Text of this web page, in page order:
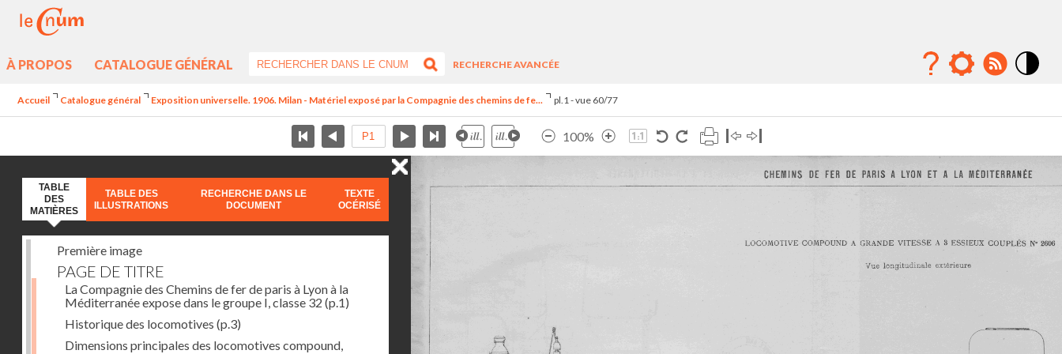
À PROPOS CATALOGUE GÉNÉRAL
RECHERCHE AVANCÉE
Accueil Catalogue général Exposition universelle. 1906. Milan - Matériel exposé par la Compagnie des chemins de fe... pl.1 - vue 60/77
100%
TABLE
DES
MATIÈRES
TABLE DES
ILLUSTRATIONS
RECHERCHE DANS LE
DOCUMENT
TEXTE
OCÉRISÉ
Première image
PAGE DE TITRE
La Compagnie des Chemins de fer de paris à Lyon à la
Méditerranée expose dans le groupe I, classe 32 (p.1)
Historique des locomotives (p.3)
Dimensions principales des locomotives compound,